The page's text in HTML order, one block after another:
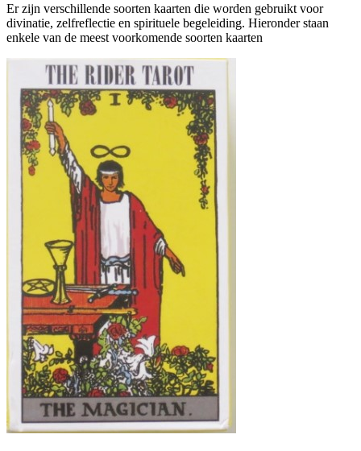
Er zijn verschillende soorten kaarten die worden gebruikt voor
divinatie, zelfreflectie en spirituele begeleiding. Hieronder staan
enkele van de meest voorkomende soorten kaarten